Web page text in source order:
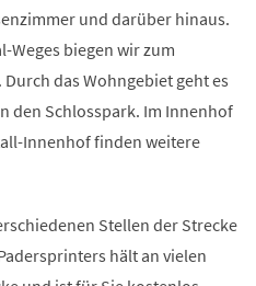
und darüber hinaus.
Weges biegen wir zum
das Wohngebiet geht es
den Schlosspark. Im Innenhof
Innenhof finden weitere
Stellen der Strecke
hält an vielen